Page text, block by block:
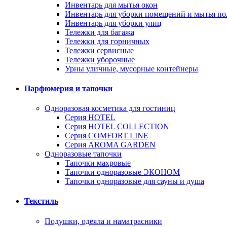
Инвентарь для мытья окон
Инвентарь для уборки помещений и мытья
Инвентарь для уборки улиц
Тележки для багажа
Тележки для горничных
Тележки сервисные
Тележки уборочные
Урны уличные, мусорные контейнеры
Парфюмерия и тапочки
Одноразовая косметика для гостиниц
Серия HOTEL
Серия HOTEL COLLECTION
Серия СOMFORT LINE
Серия AROMA GARDEN
Одноразовые тапочки
Тапочки махровые
Тапочки одноразовые ЭКОНОМ
Тапочки одноразовые для сауны и душа
Текстиль
Подушки, одеяла и наматрасники